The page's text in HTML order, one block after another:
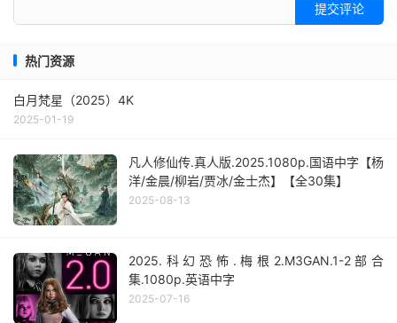
提交评论
热门资源
白月梵星（2025）4K
2025-01-19
凡人修仙传.真人版.2025.1080p.国语中字【杨
洋/金晨/柳岩/贾冰/金士杰】【全30集】
2025-08-13
2025.科幻恐怖.梅根2.M3GAN.1-2部合
集.1080p.英语中字
2025-07-16